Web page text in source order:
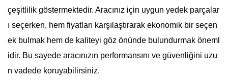
çeşitlilik göstermektedir. Aracınız için uygun yedek parçalar
ı seçerken, hem fiyatları karşılaştırarak ekonomik bir seçen
ek bulmak hem de kaliteyi göz önünde bulundurmak öneml
idir. Bu sayede aracınızın performansını ve güvenliğini uzu
n vadede koruyabilirsiniz.